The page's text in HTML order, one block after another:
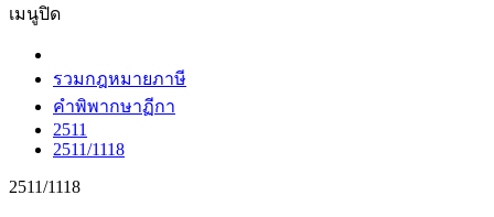
เมนูปิด
รวมกฎหมายภาษี
คำพิพากษาฏีกา
2511
2511/1118
2511/1118